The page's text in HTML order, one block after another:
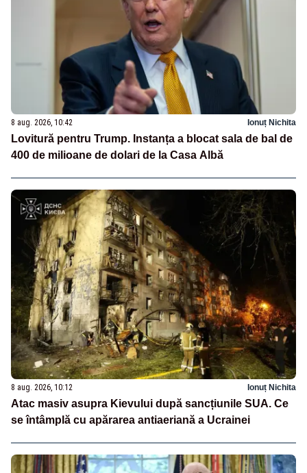
8 aug. 2026, 10:42 Ionuț Nichita
Lovitură pentru Trump. Instanța a blocat sala de bal de
400 de milioane de dolari de la Casa Albă
8 aug. 2026, 10:12 Ionuț Nichita
Atac masiv asupra Kievului după sancțiunile SUA. Ce
se întâmplă cu apărarea antiaeriană a Ucrainei